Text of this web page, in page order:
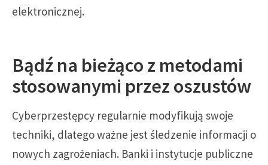
elektronicznej.
Bądź na bieżąco z metodami
stosowanymi przez oszustów
Cyberprzestępcy regularnie modyfikują swoje
techniki, dlatego ważne jest śledzenie informacji o
nowych zagrożeniach. Banki i instytucje publiczne